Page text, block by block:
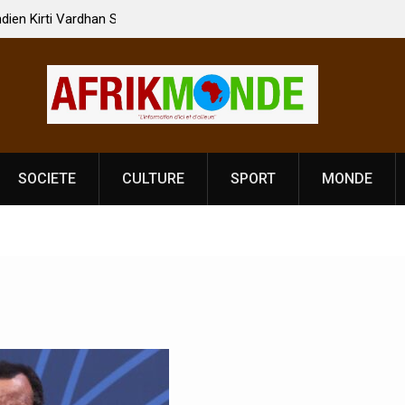
Singh à
de
Côte d’Ivoire, l’opérateur culturel Soldat
prononce
SOCIETE CULTURE SPORT MONDE